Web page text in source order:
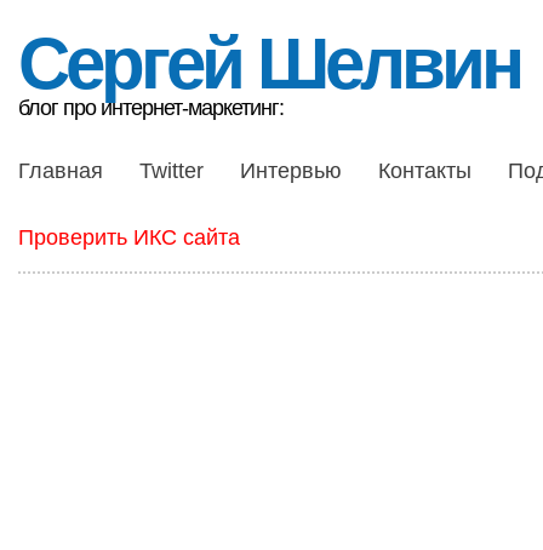
Сергей Шелвин
блог про интернет-маркетинг:
Главная Twitter Интервью Контакты
Проверить ИКС сайта